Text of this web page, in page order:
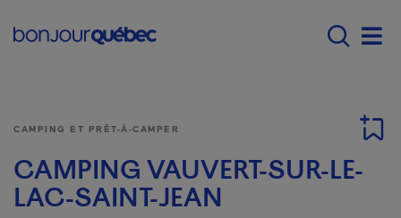
Main navigation -
CAMPING ET PRÊT-À-CAMPER
CAMPING VAUVERT-SUR-LE-
LAC-SAINT-JEAN